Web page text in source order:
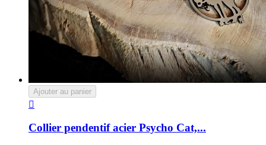
Ajouter au panier

Collier pendentif acier Psycho Cat,...